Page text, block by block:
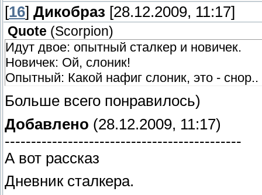
[16] Дикобраз [28.12.2009, 11:17]
Quote (Scorpion)
Идут двое: опытный сталкер и новичек.
Новичек: Ой, слоник!
Опытный: Какой нафиг слоник, это -
Больше всего понравилось)
Добавлено (28.12.2009, 11:17)
---------------------------------------------
А вот рассказ
Дневник сталкера.